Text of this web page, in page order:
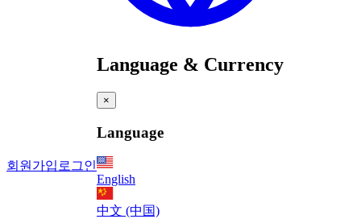
회원가입 로그인
Language & Currency
×
Language
English
中文 (中国)